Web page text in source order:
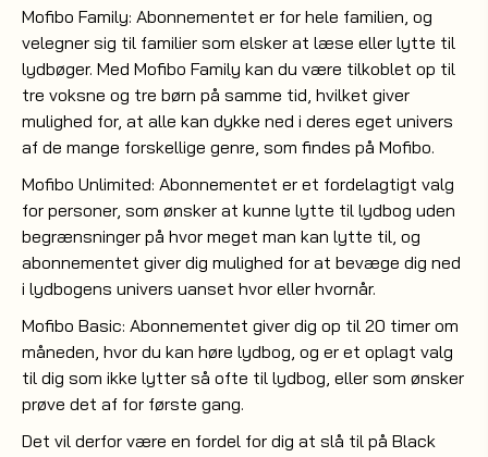
Mofibo Family: Abonnementet er for hele familien, og
velegner sig til familier som elsker at læse eller lytte til
lydbøger. Med Mofibo Family kan du være tilkoblet op til
tre voksne og tre børn på samme tid, hvilket giver
mulighed for, at alle kan dykke ned i deres eget univers
af de mange forskellige genre, som findes på Mofibo.
Mofibo Unlimited: Abonnementet er et fordelagtigt valg
for personer, som ønsker at kunne lytte til lydbog uden
begrænsninger på hvor meget man kan lytte til, og
abonnementet giver dig mulighed for at bevæge dig ned
i lydbogens univers uanset hvor eller hvornår.
Mofibo Basic: Abonnementet giver dig op til 20 timer om
måneden, hvor du kan høre lydbog, og er et oplagt valg
til dig som ikke lytter så ofte til lydbog, eller som ønsker
prøve det af for første gang.
Det vil derfor være en fordel for dig at slå til på Black